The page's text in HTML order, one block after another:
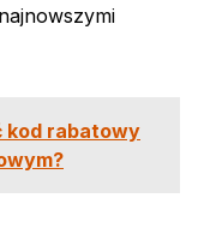
kod rabatowy